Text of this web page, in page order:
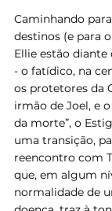
Caminhando
destinos (e para
Ellie estão
- o fatídico, na
os protetores da
irmão de Joel, e
da morte”, o
uma transição,
reencontro com
que, em algum
normalidade de